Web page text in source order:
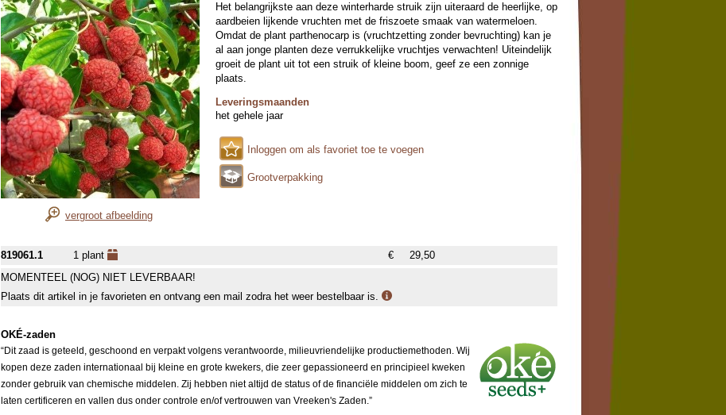
vergroot afbeelding
Het belangrijkste aan deze winterharde struik zijn uiteraard de heerlijke, op
aardbeien lijkende vruchten met de friszoete smaak van watermeloen.
Omdat de plant parthenocarp is (vruchtzetting zonder bevruchting) kan je
al aan jonge planten deze verrukkelijke vruchtjes verwachten! Uiteindelijk
groeit de plant uit tot een struik of kleine boom, geef ze een zonnige
plaats.
Leveringsmaanden
het gehele jaar
Inloggen om als favoriet toe te voegen
Grootverpakking
819061.1 1 plant €
29,50
MOMENTEEL (NOG) NIET LEVERBAAR!
Plaats dit artikel in je favorieten en ontvang een mail zodra het weer bestelbaar is.
OKÉ-zaden
“Dit zaad is geteeld, geschoond en verpakt volgens verantwoorde, milieuvriendelijke productiemethoden. Wij
kopen deze zaden internationaal bij kleine en grote kwekers, die zeer gepassioneerd en principieel kweken
zonder gebruik van chemische middelen. Zij hebben niet altijd de status of de financiële middelen om zich te
laten certificeren en vallen dus onder controle en/of vertrouwen van Vreeken's Zaden.”